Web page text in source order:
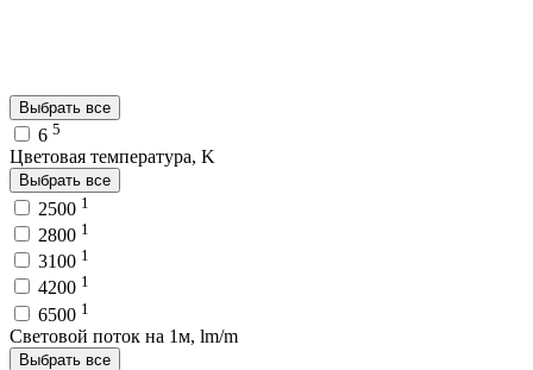
Выбрать все
6 5
Цветовая температура, K
Выбрать все
2500 1
2800 1
3100 1
4200 1
6500 1
Световой поток на 1м, lm/m
Выбрать все